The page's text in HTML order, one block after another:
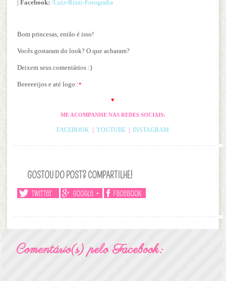
| Facebook: /Luiz-Rizzi-Fotografia
Bom princesas, então é isso!
Vocês gostaram do look? O que acharam?
Deixem seus comentários :}
Beeeeeijos e até logo :*
♥
ME ACOMPANHE NAS REDES SOCIAIS:
FACEBOOK |YOUTUBE |INSTAGRAM
GOSTOU DO POST? COMPARTILHE!
Comentário(s) pelo Facebook: